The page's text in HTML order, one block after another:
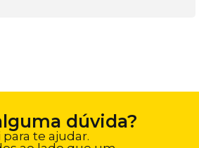
dúvida?
te ajudar.